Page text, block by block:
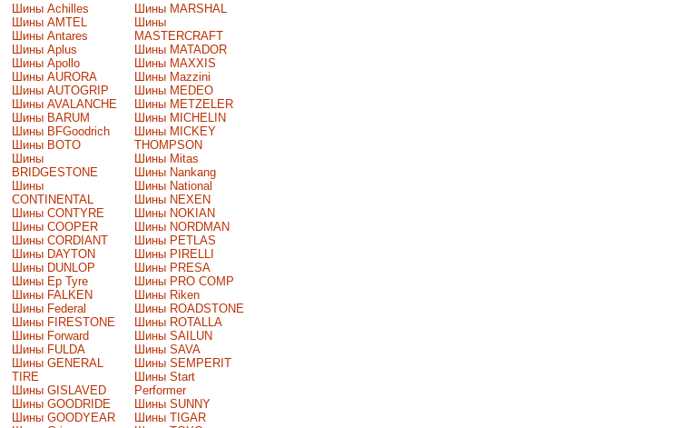
Шины Achilles
Шины AMTEL
Шины Antares
Шины Aplus
Шины Apollo
Шины AURORA
Шины AUTOGRIP
Шины AVALANCHE
Шины BARUM
Шины BFGoodrich
Шины BOTO
Шины
BRIDGESTONE
Шины
CONTINENTAL
Шины CONTYRE
Шины COOPER
Шины CORDIANT
Шины DAYTON
Шины DUNLOP
Шины Ep Tyre
Шины FALKEN
Шины Federal
Шины FIRESTONE
Шины Forward
Шины FULDA
Шины GENERAL
TIRE
Шины GISLAVED
Шины GOODRIDE
Шины GOODYEAR
Шины MARSHAL
Шины
MASTERCRAFT
Шины MATADOR
Шины MAXXIS
Шины Mazzini
Шины MEDEO
Шины METZELER
Шины MICHELIN
Шины MICKEY
THOMPSON
Шины Mitas
Шины Nankang
Шины National
Шины NEXEN
Шины NOKIAN
Шины NORDMAN
Шины PETLAS
Шины PIRELLI
Шины PRESA
Шины PRO COMP
Шины Riken
Шины ROADSTONE
Шины ROTALLA
Шины SAILUN
Шины SAVA
Шины SEMPERIT
Шины Start
Performer
Шины SUNNY
Шины TIGAR